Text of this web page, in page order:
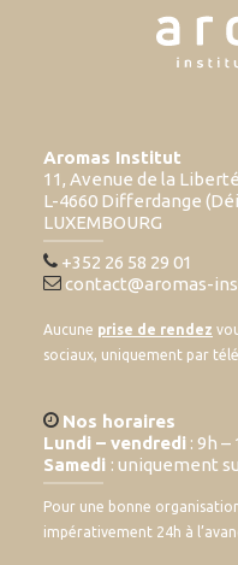
Aromas Institut
11, Avenue de la Liberté
L-4660 Differdange
LUXEMBOURG
+352 26 58 29 01
contact@aromas-
Aucune prise de rendez
sociaux, uniquement par
Nos horaires
Lundi – vendredi : 9h –
Samedi : uniquement
Pour une bonne
impérativement 24h à